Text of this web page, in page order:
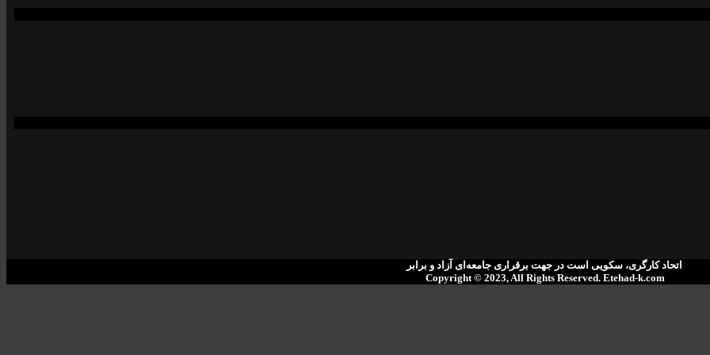
اتحاد کارگری، سکویی است در جهت برقراری جامعەای آزاد و برابر
Copyright © 2023, All Rights Reserved. ‌Etehad-k.com